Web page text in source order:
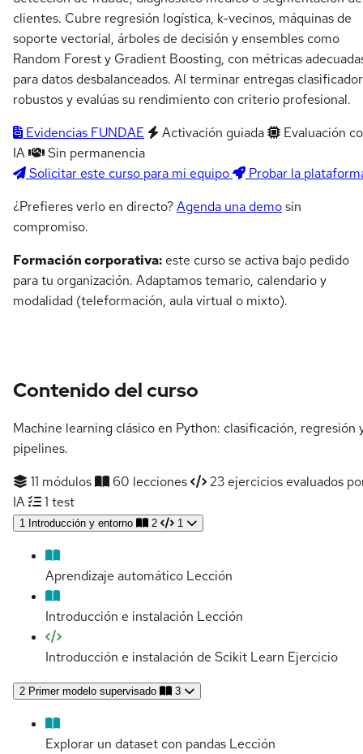
clientes. Cubre regresión logística, k-vecinos, máquinas de
soporte vectorial, árboles de decisión y ensembles como
Random Forest y Gradient Boosting, con métricas
para datos desbalanceados. Al terminar entregas
robustos y evalúas su rendimiento con criterio profesional.
Evidencias FUNDAE
Activación guiada
Evaluación
IA
Sin permanencia
Solicitar este curso para mi equipo
Probar la
¿Prefieres verlo en directo?Agenda una demosin
compromiso.
Formación corporativa: este curso se activa bajo pedido
para tu organización. Adaptamos temario, calendario y
modalidad (teleformación, aula virtual o mixto).
Contenido del curso
Machine learning clásico en Python: clasificación, regresión
pipelines.
11 módulos
60 lecciones
23 ejercicios evaluados
IA
1 test
1 Introducción y entorno 2 1
Aprendizaje automático Lección
Introducción e instalación Lección
Introducción e instalación de Scikit Learn Ejercicio
2 Primer modelo supervisado 3
Explorar un dataset con pandas Lección